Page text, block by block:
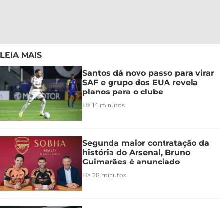
LEIA MAIS
Santos dá novo passo para virar
SAF e grupo dos EUA revela
planos para o clube
Há 14 minutos
Segunda maior contratação da
história do Arsenal, Bruno
Guimarães é anunciado
Há 28 minutos